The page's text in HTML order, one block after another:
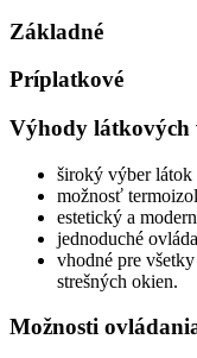
Základné
Príplatkové
Výhody
široký výber látok
možnosť
estetický a
jednoduché
vhodné pre
strešných okien.
Možnosti